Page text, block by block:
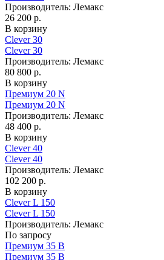
Производитель: Лемакс
26 200 р.
В корзину
Clever 30
Clever 30
Производитель: Лемакс
80 800 р.
В корзину
Премиум 20 N
Премиум 20 N
Производитель: Лемакс
48 400 р.
В корзину
Clever 40
Clever 40
Производитель: Лемакс
102 200 р.
В корзину
Clever L 150
Clever L 150
Производитель: Лемакс
По запросу
Премиум 35 B
Премиум 35 B